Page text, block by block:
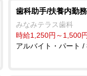
歯科助手/扶養内勤
みなみテラス歯科
時給1,250円～1,500円
アルバイト・パート /